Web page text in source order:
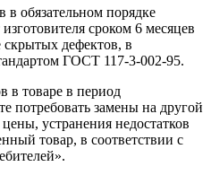
в обязательном порядке
сроком 6 месяцев
дефектов, в
ГОСТ 117-3-002-95.
в товаре в период
потребовать замены на другой
устранения недостатков
товар, в соответствии с